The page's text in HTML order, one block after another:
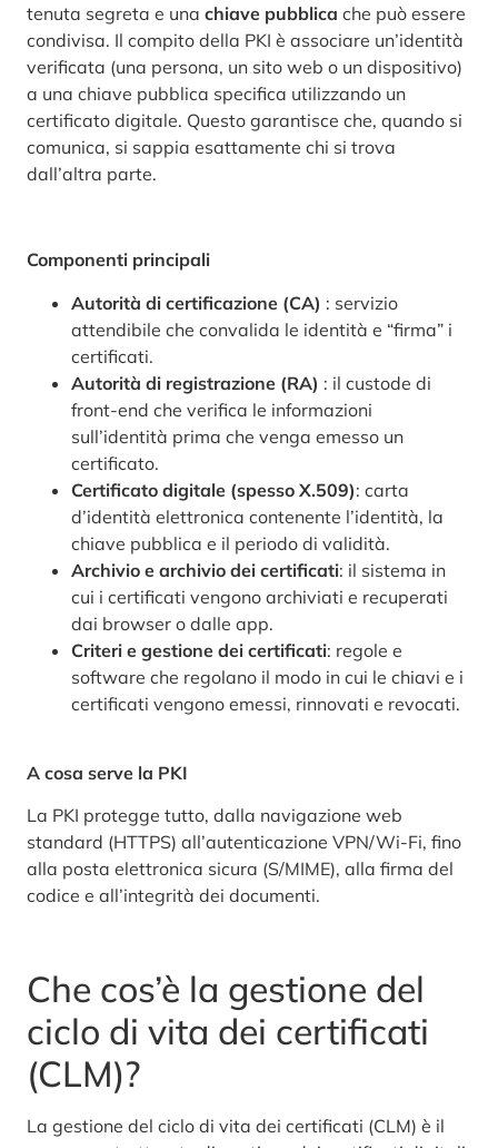
tenuta segreta e una chiave pubblica che può essere
condivisa. Il compito della PKI è associare un’identità
verificata (una persona, un sito web o un dispositivo)
a una chiave pubblica specifica utilizzando un
certificato digitale. Questo garantisce che, quando si
comunica, si sappia esattamente chi si trova
dall’altra parte.
Componenti principali
Autorità di certificazione (CA) : servizio
attendibile che convalida le identità e “firma” i
certificati.
Autorità di registrazione (RA) : il custode di
front-end che verifica le informazioni
sull’identità prima che venga emesso un
certificato.
Certificato digitale (spesso X.509): carta
d’identità elettronica contenente l’identità, la
chiave pubblica e il periodo di validità.
Archivio e archivio dei certificati: il sistema in
cui i certificati vengono archiviati e recuperati
dai browser o dalle app.
Criteri e gestione dei certificati: regole e
software che regolano il modo in cui le chiavi e i
certificati vengono emessi, rinnovati e revocati.
A cosa serve la PKI
La PKI protegge tutto, dalla navigazione web
standard (HTTPS) all’autenticazione VPN/Wi-Fi, fino
alla posta elettronica sicura (S/MIME), alla firma del
codice e all’integrità dei documenti.
Che cos’è la gestione del
ciclo di vita dei certificati
(CLM)?
La gestione del ciclo di vita dei certificati (CLM) è il